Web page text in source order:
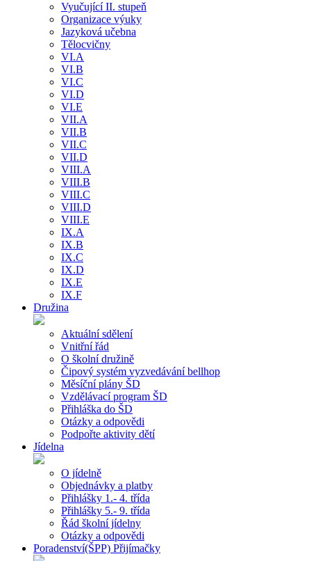
Vyučující II. stupeň
Organizace výuky
Jazyková učebna
Tělocvičny
VI.A
VI.B
VI.C
VI.D
VI.E
VII.A
VII.B
VII.C
VII.D
VIII.A
VIII.B
VIII.C
VIII.D
VIII.E
IX.A
IX.B
IX.C
IX.D
IX.E
IX.F
Družina
Aktuální sdělení
Vnitřní řád
O školní družině
Čipový systém vyzvedávání bellhop
Měsíční plány ŠD
Vzdělávací program ŠD
Přihláška do ŠD
Otázky a odpovědi
Podpořte aktivity dětí
Jídelna
O jídelně
Objednávky a platby
Přihlášky 1.- 4. třída
Přihlášky 5.- 9. třída
Řád školní jídelny
Otázky a odpovědi
Poradenství(ŠPP) Přijímačky